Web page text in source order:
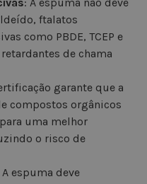
ftalatos
como PBDE, TCEP e
de chama
garante que a
compostos orgânicos
uma melhor
o risco de
A espuma deve